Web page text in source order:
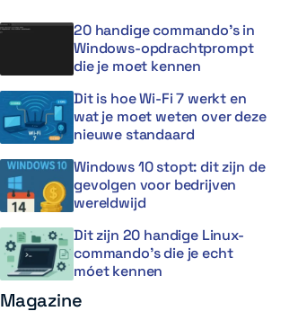
20 handige commando’s in
Windows-opdrachtprompt
die je moet kennen
Dit is hoe Wi-Fi 7 werkt en
wat je moet weten over deze
nieuwe standaard
Windows 10 stopt: dit zijn de
gevolgen voor bedrijven
wereldwijd
Dit zijn 20 handige Linux-
commando’s die je echt
móet kennen
Magazine